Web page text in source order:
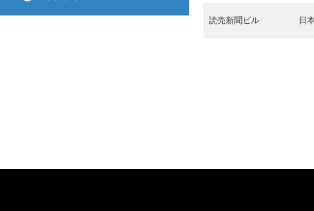
読売新聞ビル 日